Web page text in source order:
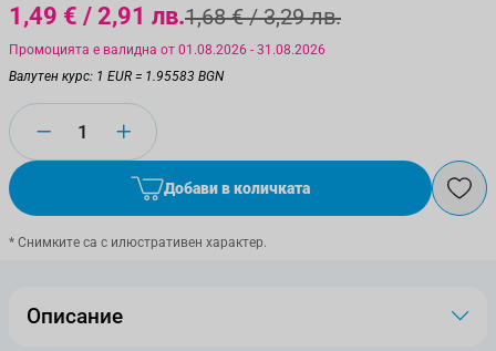
1,49 € / 2,91 лв.1,68 € / 3,29 лв.
Промоцията е валидна от 01.08.2026 - 31.08.2026
Валутен курс: 1 EUR = 1.95583 BGN
Количество
Добави в количката
* Снимките са с илюстративен характер.
Описание